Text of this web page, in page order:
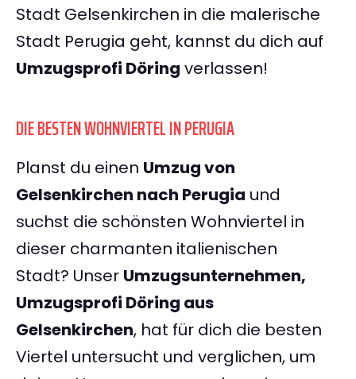
Stadt Gelsenkirchen in die malerische
Stadt Perugia geht, kannst du dich auf
Umzugsprofi Döring verlassen!
DIE BESTEN WOHNVIERTEL IN PERUGIA
Planst du einen Umzug von
Gelsenkirchen nach Perugia und
suchst die schönsten Wohnviertel in
dieser charmanten italienischen
Stadt? Unser Umzugsunternehmen,
Umzugsprofi Döring aus
Gelsenkirchen, hat für dich die besten
Viertel untersucht und verglichen, um